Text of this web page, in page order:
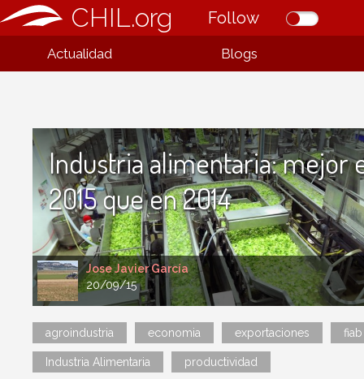
CHIL.org Follow
Actualidad Blogs
Jose Javier García
20/09/15
Industria alimentaria: mejor
2015 que en 2014
agroindustria economia exportaciones fiab
Industria Alimentaria productividad